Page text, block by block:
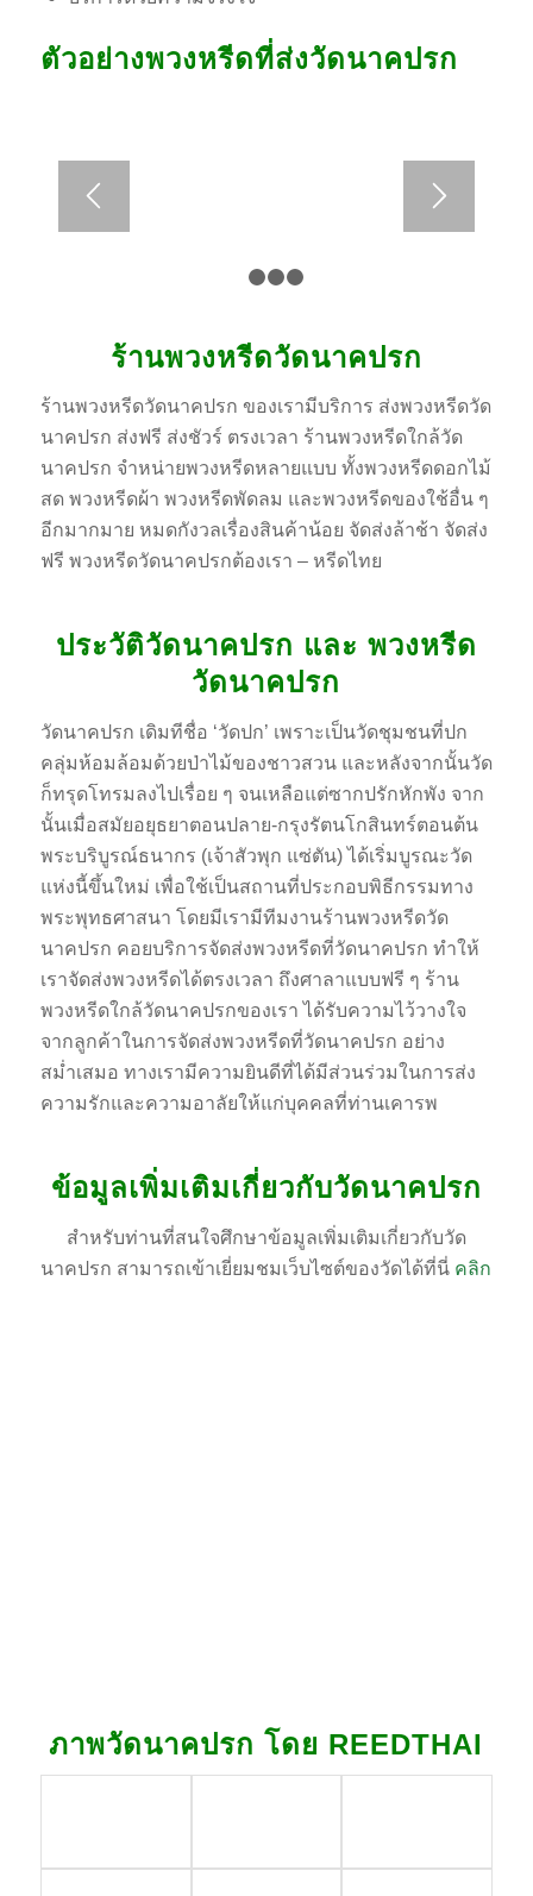
ตัวอย่างพวงหรีดที่ส่งวัดนาคปรก
ร้านพวงหรีดวัดนาคปรก
ร้านพวงหรีดวัดนาคปรก ของเรามีบริการ ส่งพวงหรีดวัด
นาคปรก ส่งฟรี ส่งชัวร์ ตรงเวลา ร้านพวงหรีดใกล้วัด
นาคปรก จำหน่ายพวงหรีดหลายแบบ ทั้งพวงหรีดดอกไม้
สด พวงหรีดผ้า พวงหรีดพัดลม และพวงหรีดของใช้อื่น ๆ
อีกมากมาย หมดกังวลเรื่องสินค้าน้อย จัดส่งล้าช้า จัดส่ง
ฟรี พวงหรีดวัดนาคปรกต้องเรา – หรีดไทย
ประวัติวัดนาคปรก และ พวงหรีด
วัดนาคปรก
วัดนาคปรก เดิมทีชื่อ ‘วัดปก’ เพราะเป็นวัดชุมชนที่ปก
คลุ่มห้อมล้อมด้วยป่าไม้ของชาวสวน และหลังจากนั้นวัด
ก็ทรุดโทรมลงไปเรื่อย ๆ จนเหลือแต่ซากปรักหักพัง จาก
นั้นเมื่อสมัยอยุธยาตอนปลาย-กรุงรัตนโกสินทร์ตอนต้น
พระบริบูรณ์ธนากร (เจ้าสัวพุก แซ่ตัน) ได้เริ่มบูรณะวัด
แห่งนี้ขึ้นใหม่ เพื่อใช้เป็นสถานที่ประกอบพิธีกรรมทาง
พระพุทธศาสนา โดยมีเรามีทีมงานร้านพวงหรีดวัด
นาคปรก คอยบริการจัดส่งพวงหรีดที่วัดนาคปรก ทำให้
เราจัดส่งพวงหรีดได้ตรงเวลา ถึงศาลาแบบฟรี ๆ ร้าน
พวงหรีดใกล้วัดนาคปรกของเรา ได้รับความไว้วางใจ
จากลูกค้าในการจัดส่งพวงหรีดที่วัดนาคปรก อย่าง
สม่ำเสมอ ทางเรามีความยินดีที่ได้มีส่วนร่วมในการส่ง
ความรักและความอาลัยให้แก่บุคคลที่ท่านเคารพ
ข้อมูลเพิ่มเติมเกี่ยวกับวัดนาคปรก
สำหรับท่านที่สนใจศึกษาข้อมูลเพิ่มเติมเกี่ยวกับวัด
นาคปรก สามารถเข้าเยี่ยมชมเว็บไซต์ของวัดได้ที่นี่ คลิก
ภาพวัดนาคปรก โดย REEDTHAI